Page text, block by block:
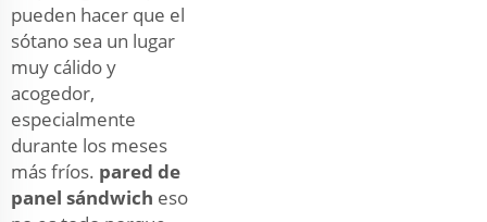
pueden hacer que el
sótano sea un lugar
muy cálido y
acogedor,
especialmente
durante los meses
más fríos. pared de
panel sándwich eso